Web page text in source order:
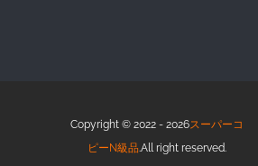
Copyright © 2022 - 2026スーパーコ
ピーN級品.All right reserved.